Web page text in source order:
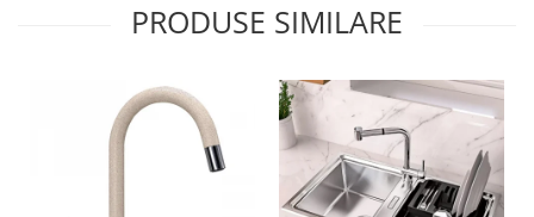
PRODUSE SIMILARE